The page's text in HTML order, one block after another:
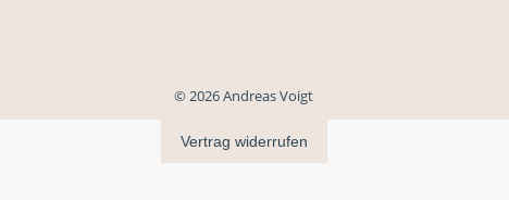
© 2026 Andreas Voigt
Vertrag widerrufen